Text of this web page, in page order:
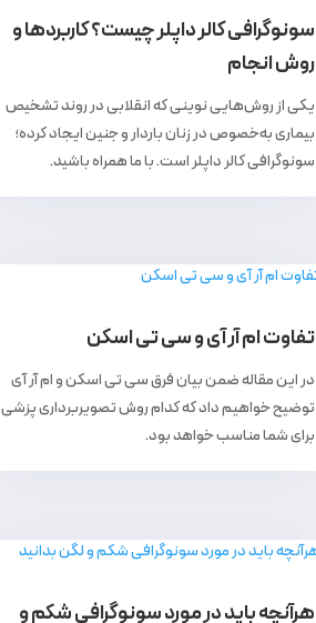
سونوگرافی کالر داپلر چیست؟ کاربردها و
روش انجام
یکی از روش‌هایی نوینی که انقلابی در روند تشخیص
بیماری به‌خصوص در زنان باردار و جنین ایجاد کرده؛
سونوگرافی کالر داپلر است. با ما همراه باشید.
تفاوت ام آر آی و سی تی اسکن
در این مقاله ضمن بیان فرق سی تی اسکن و ام آر آی
توضیح خواهیم داد که کدام روش تصویربرداری پزشی
برای شما مناسب خواهد بود.
هرآنچه باید در مورد سونوگرافی شکم و